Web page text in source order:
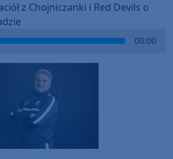
z Chojniczanki i Red Devils o
00:00